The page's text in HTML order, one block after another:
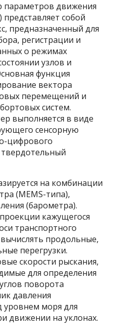
параметров движения
представляет собой
предназначенный для
регистрации и
о режимах
узлов и
функция
вектора
перемещений и
систем.
выполняется в виде
сенсорную
цифрового
на комбинации
(MEMS-типа),
(барометра).
кажущегося
транспортного
продольные,
перегрузки.
скорости рыскания,
для определения
поворота
давления
уровнем моря для
движении на уклонах.